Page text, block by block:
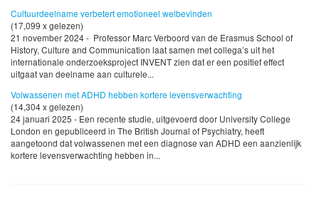
Cultuurdeelname verbetert emotioneel welbevinden
(17,099 x gelezen)
21 november 2024 - Professor Marc Verboord van de Erasmus School of
History, Culture and Communication laat samen met collega’s uit het
internationale onderzoeksproject INVENT zien dat er een positief effect
uitgaat van deelname aan culturele...
Volwassenen met ADHD hebben kortere levensverwachting
(14,304 x gelezen)
24 januari 2025 - Een recente studie, uitgevoerd door University College
London en gepubliceerd in The British Journal of Psychiatry, heeft
aangetoond dat volwassenen met een diagnose van ADHD een aanzienlijk
kortere levensverwachting hebben in...